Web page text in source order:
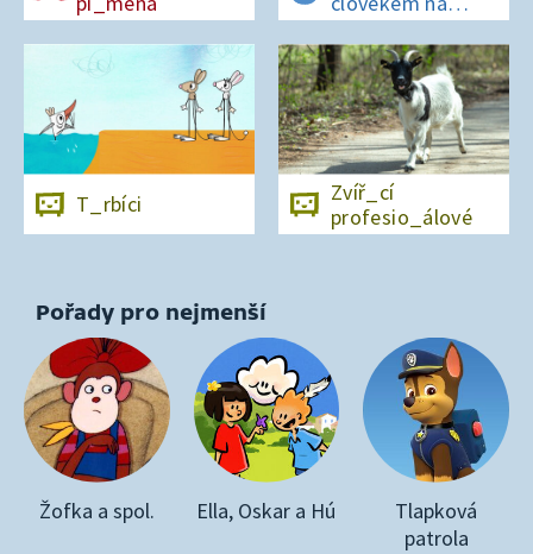
Měs_ci?
T_rbíci
Zvíř_cí
profesio_álové
Pořady pro nejmenší
Žofka a spol. Ella, Oskar a Hú
Tlapková
patrola